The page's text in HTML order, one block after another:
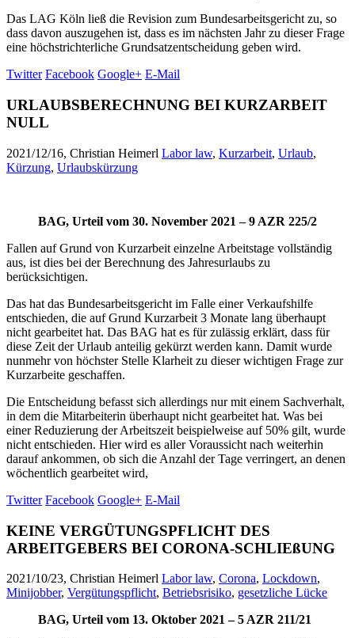
Das LAG Köln ließ die Revision zum Bundesarbeitsgericht zu, so
dass davon auszugehen ist, dass es im nächsten Jahr zu dieser Frage
eine höchstrichterliche Grundsatzentscheidung geben wird.
Twitter Facebook Google+ E-Mail
URLAUBSBERECHNUNG BEI KURZARBEIT
NULL
2021/12/16, Christian Heimerl Labor law, Kurzarbeit, Urlaub,
Kürzung, Urlaubskürzung
BAG, Urteil vom 30. November 2021 – 9 AZR 225/2
Fallen auf Grund von Kurzarbeit einzelne Arbeitstage vollständig
aus, ist dies bei der Berechnung des Jahresurlaubs zu
berücksichtigen.
Das hat das Bundesarbeitsgericht im Falle einer Verkaufshilfe
entschieden, die auf Grund Kurzarbeit 3 Monate lang überhaupt
nicht gearbeitet hat. Das BAG hat es für zulässig erklärt, dass für
diese Zeit der Urlaub anteilig gekürzt werden kann. Damit wurde
nunmehr von höchster Stelle Klarheit zu dieser wichtigen Frage zur
Kurzarbeite geschaffen.
Die Entscheidung befasst sich allerdings nur mit einem Sachverhalt,
in dem die Mitarbeiterin überhaupt nicht gearbeitet hat. Was bei
einer Reduzierung der Arbeitszeit beispielweise auf 50% gilt, wurde
nicht entschieden. Hier wird es aller Voraussicht nach weiterhin
darauf ankommen, ob sich die Anzahl der Tage verringert, an denen
wöchentlich gearbeitet wird,
Twitter Facebook Google+ E-Mail
KEINE VERGÜTUNGSPFLICHT DES
ARBEITGEBERS BEI CORONA-SCHLIEßUNG
2021/10/23, Christian Heimerl Labor law, Corona, Lockdown,
Minijobber, Vergütungspflicht, Betriebsrisiko, gesetzliche Lücke
BAG, Urteil vom 13. Oktober 2021 – 5 AZR 211/21